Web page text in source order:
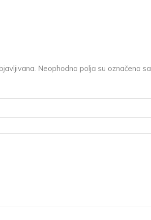
Neophodna polja su označena sa